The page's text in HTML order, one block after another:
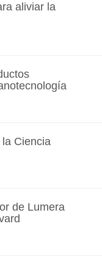
aliviar la
Ciencia
de Lumera